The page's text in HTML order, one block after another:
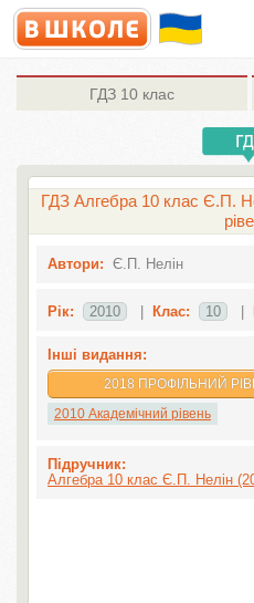
ГДЗ 10 клас
ГДЗ Алгебра 10 клас Є.П.
Автори: Є.П. Нелін
Рік: 2010 Клас: 10
Інші видання:
2018 ПРОФІЛЬНИЙ
2010 Академічний рівень
Підручник:
Алгебра 10 клас Є.П. Нелін